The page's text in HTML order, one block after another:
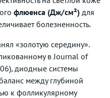
флюенса (Дж/см²) для
болезненность.
«золотую середину».
в Journal of
диодные системы
между глубиной
к фолликулярному